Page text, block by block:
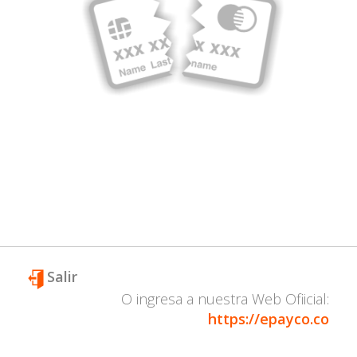
Salir
O ingresa a nuestra Web Ofiicial:
https://epayco.co